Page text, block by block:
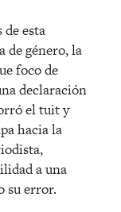
de esta
de género, la
foco de
declaración
el tuit y
hacia la
a una
su error.